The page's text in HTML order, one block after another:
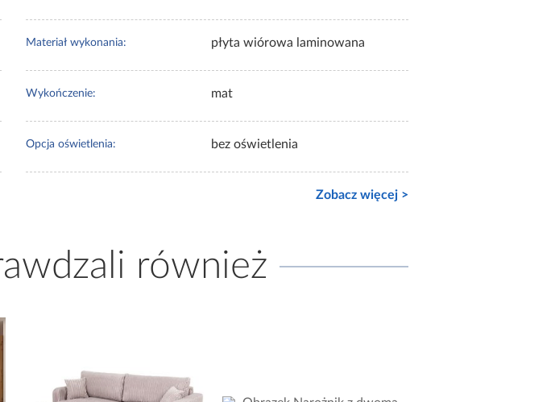
Materiał wykonania: płyta wiórowa laminowana
Wykończenie: mat
Opcja oświetlenia: bez oświetlenia
Zobacz więcej >
również